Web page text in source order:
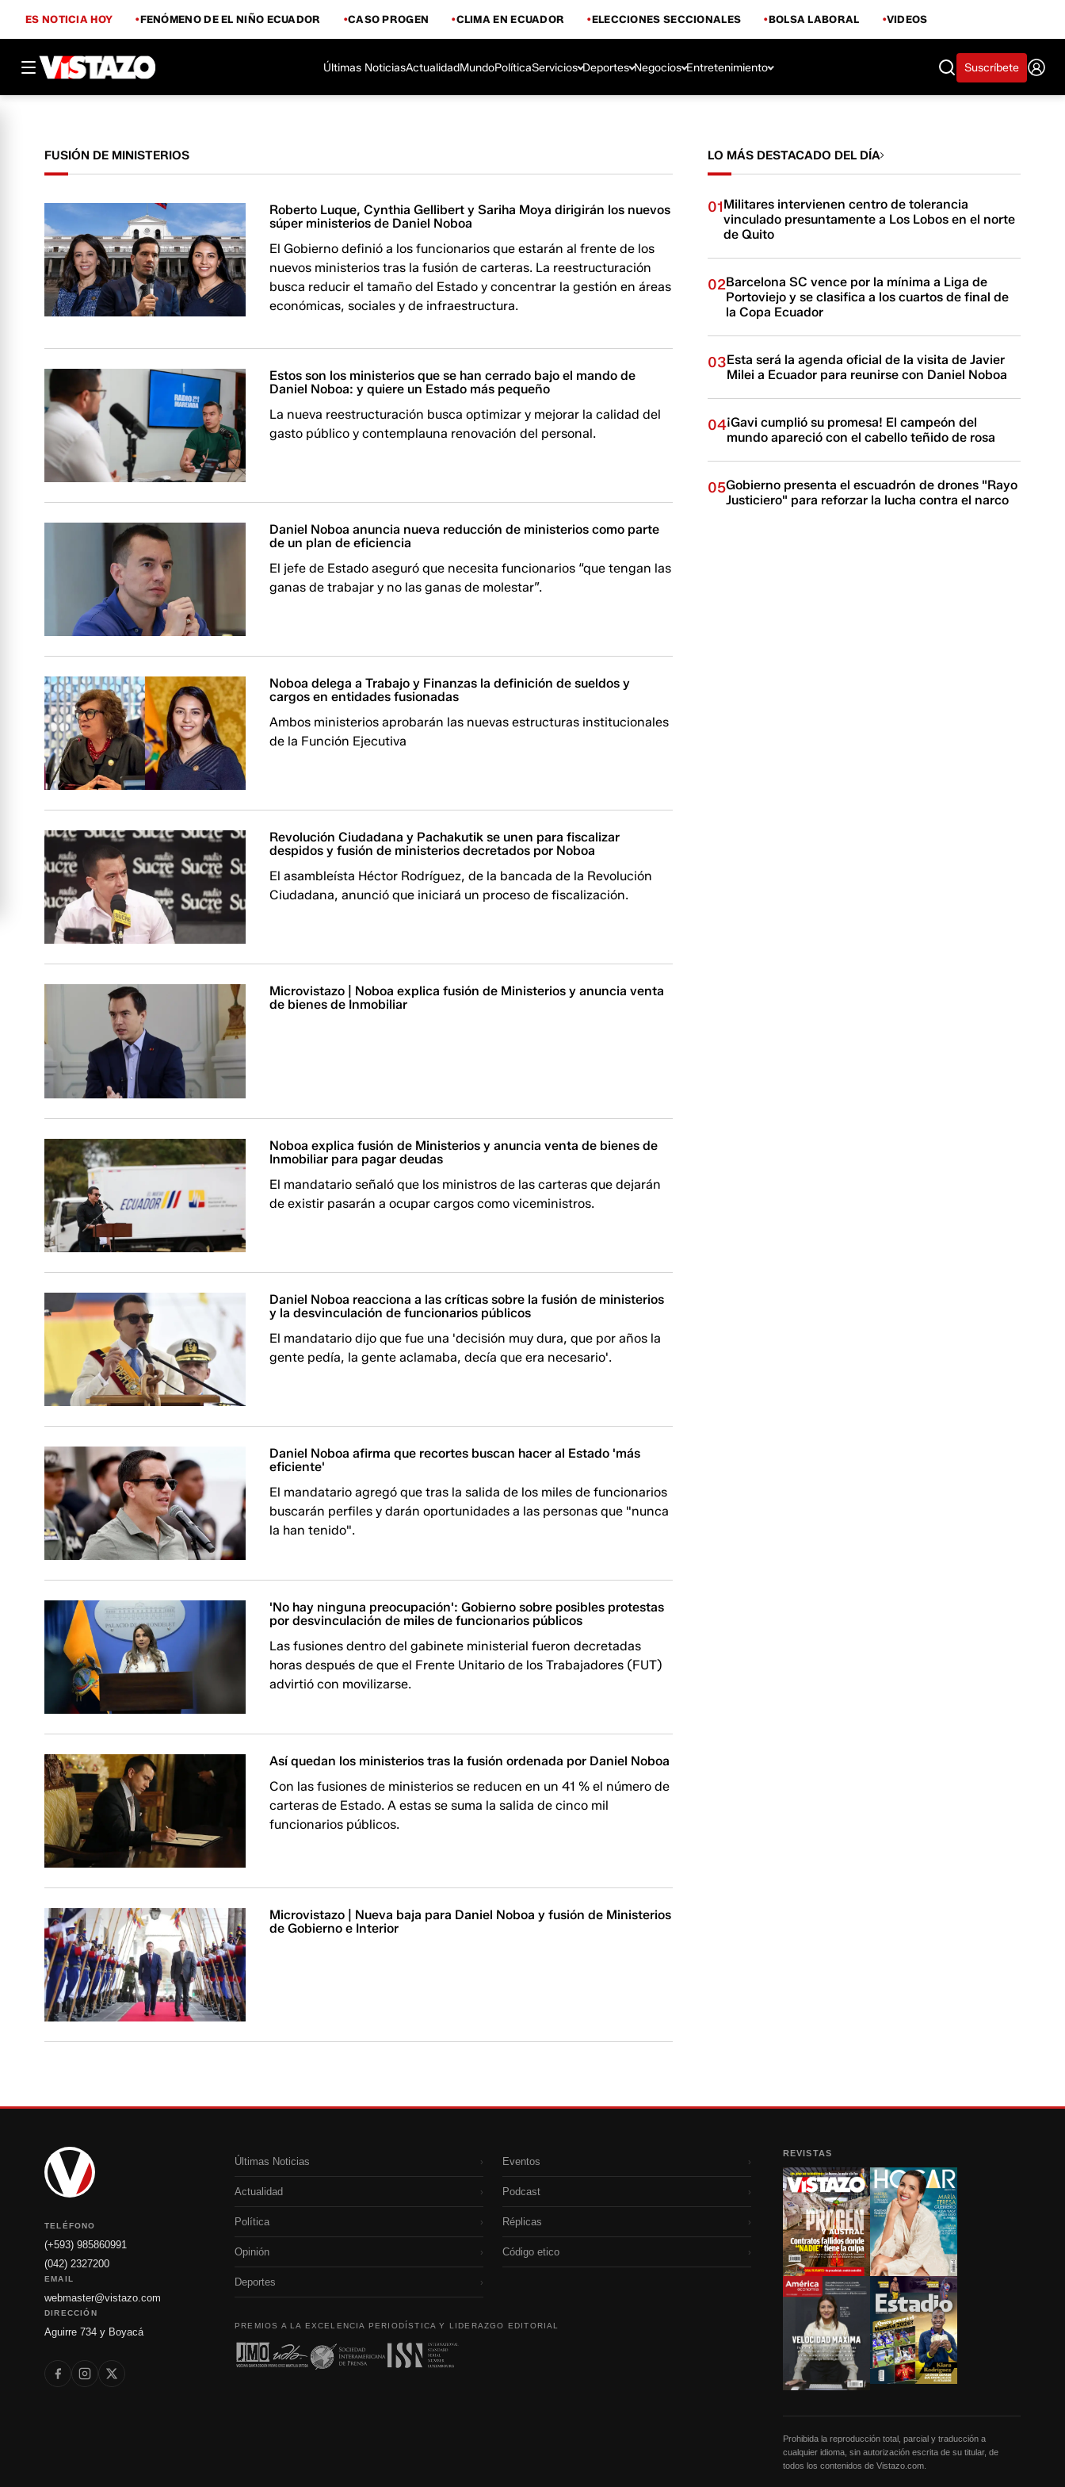
ES NOTICIA HOY FENÓMENO DE EL NIÑO ECUADOR CASO PROGEN CLIMA EN ECUADOR ELECCIONES SECCIONALES BOLSA LABORAL VIDEOS
Últimas NoticiasActualidadMundoPolíticaServicios Deportes Negocios Entretenimiento Suscríbete
FUSIÓN DE MINISTERIOS
Roberto Luque, Cynthia Gellibert y Sariha Moya dirigirán los nuevos
súper ministerios de Daniel Noboa
El Gobierno definió a los funcionarios que estarán al frente de los
nuevos ministerios tras la fusión de carteras. La reestructuración
busca reducir el tamaño del Estado y concentrar la gestión en áreas
económicas, sociales y de infraestructura.
Estos son los ministerios que se han cerrado bajo el mando de
Daniel Noboa: y quiere un Estado más pequeño
La nueva reestructuración busca optimizar y mejorar la calidad del
gasto público y contemplauna renovación del personal.
Daniel Noboa anuncia nueva reducción de ministerios como parte
de un plan de eficiencia
El jefe de Estado aseguró que necesita funcionarios “que tengan las
ganas de trabajar y no las ganas de molestar”.
Noboa delega a Trabajo y Finanzas la definición de sueldos y
cargos en entidades fusionadas
Ambos ministerios aprobarán las nuevas estructuras institucionales
de la Función Ejecutiva
Revolución Ciudadana y Pachakutik se unen para fiscalizar
despidos y fusión de ministerios decretados por Noboa
El asambleísta Héctor Rodríguez, de la bancada de la Revolución
Ciudadana, anunció que iniciará un proceso de fiscalización.
Microvistazo | Noboa explica fusión de Ministerios y anuncia venta
de bienes de Inmobiliar
Noboa explica fusión de Ministerios y anuncia venta de bienes de
Inmobiliar para pagar deudas
El mandatario señaló que los ministros de las carteras que dejarán
de existir pasarán a ocupar cargos como viceministros.
Daniel Noboa reacciona a las críticas sobre la fusión de ministerios
y la desvinculación de funcionarios públicos
El mandatario dijo que fue una 'decisión muy dura, que por años la
gente pedía, la gente aclamaba, decía que era necesario'.
Daniel Noboa afirma que recortes buscan hacer al Estado 'más
eficiente'
El mandatario agregó que tras la salida de los miles de funcionarios
buscarán perfiles y darán oportunidades a las personas que "nunca
la han tenido".
'No hay ninguna preocupación': Gobierno sobre posibles protestas
por desvinculación de miles de funcionarios públicos
Las fusiones dentro del gabinete ministerial fueron decretadas
horas después de que el Frente Unitario de los Trabajadores (FUT)
advirtió con movilizarse.
Así quedan los ministerios tras la fusión ordenada por Daniel Noboa
Con las fusiones de ministerios se reducen en un 41 % el número de
carteras de Estado. A estas se suma la salida de cinco mil
funcionarios públicos.
Microvistazo | Nueva baja para Daniel Noboa y fusión de Ministerios
de Gobierno e Interior
LO MÁS DESTACADO DEL DÍA
01Militares intervienen centro de tolerancia
vinculado presuntamente a Los Lobos en el norte
de Quito
02Barcelona SC vence por la mínima a Liga de
Portoviejo y se clasifica a los cuartos de final de
la Copa Ecuador
03Esta será la agenda oficial de la visita de Javier
Milei a Ecuador para reunirse con Daniel Noboa
04¡Gavi cumplió su promesa! El campeón del
mundo apareció con el cabello teñido de rosa
05Gobierno presenta el escuadrón de drones "Rayo
Justiciero" para reforzar la lucha contra el narco
TELÉFONO
(+593) 985860991
(042) 2327200
EMAIL
webmaster@vistazo.com
DIRECCIÓN
Aguirre 734 y Boyacá
Últimas Noticias ›
Actualidad ›
Política ›
Opinión ›
Deportes ›
Eventos ›
Podcast ›
Réplicas ›
Código etico ›
PREMIOS A LA EXCELENCIA PERIODÍSTICA Y LIDERAZGO EDITORIAL
REVISTAS
Prohibida la reproducción total, parcial y traducción a
cualquier idioma, sin autorización escrita de su titular, de
todos los contenidos de Vistazo.com.